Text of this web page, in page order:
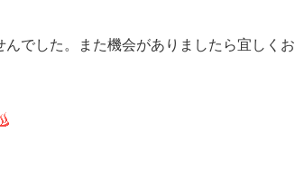
でした。また機会がありましたら宜しくお